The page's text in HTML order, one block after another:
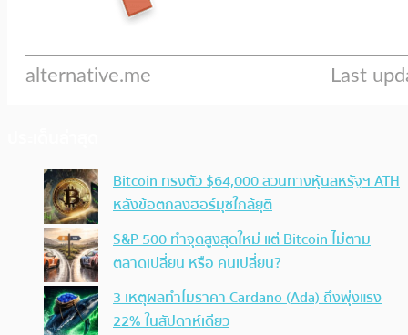
Bitcoin ทรงตัว $64,000 สวนทางหุ้นสหรัฐฯ ATH
หลังข้อตกลงฮอร์มุซใกล้ยุติ
S&P 500 ทำจุดสูงสุดใหม่ แต่ Bitcoin ไม่ตาม
ตลาดเปลี่ยน หรือ คนเปลี่ยน?
3 เหตุผลทำไมราคา Cardano (Ada) ถึงพุ่งแรง
22% ในสัปดาห์เดียว